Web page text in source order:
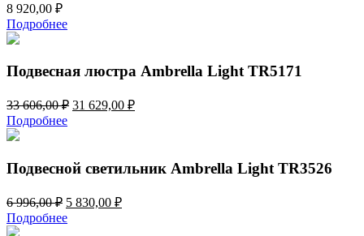
8 920,00 ₽
Подробнее
Подвесная люстра Ambrella Light TR5171
33 606,00₽ Первоначальная
606,00 ₽.
31 629,00 ₽Текущая
Подробнее
Подвесной светильник Ambrella Light TR3526
6 996,00₽ Первоначальная
цена
составляла
5 830,00 ₽Текущая
Подробнее